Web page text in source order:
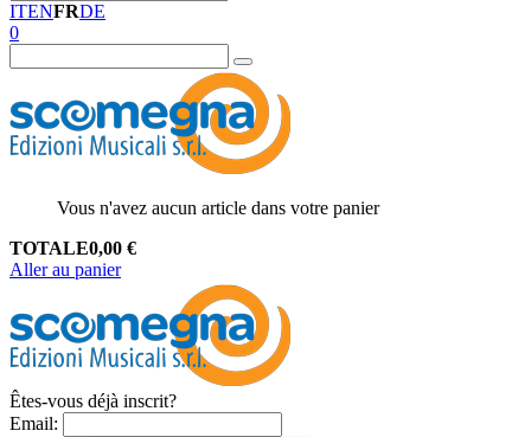
ITENFRDE
0
Vous n'avez aucun article dans votre panier
TOTALE0,00 €
Aller au panier
Êtes-vous déjà inscrit?
Email: